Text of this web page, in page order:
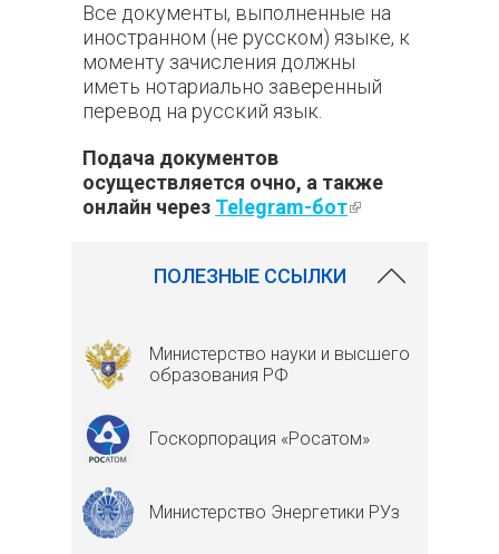
Все документы, выполненные на
иностранном (не русском) языке, к
моменту зачисления должны
иметь нотариально заверенный
перевод на русский язык.
Подача документов
осуществляется очно, а также
онлайн через Telegram-бот(внешняя
ПОЛЕЗНЫЕ ССЫЛКИ
Министерство науки и высшего
образования РФ
Госкорпорация «Росатом»
Министерство Энергетики РУз